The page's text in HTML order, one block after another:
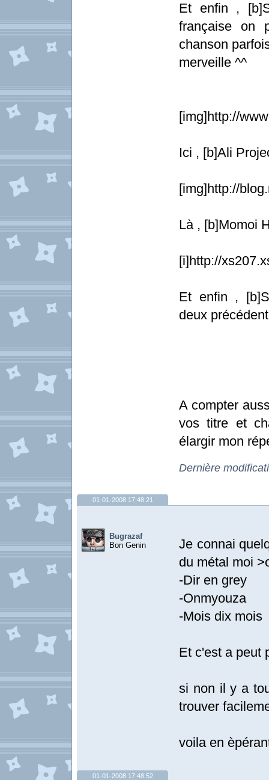
Et enfin ,
française on
chanson
merveille ^^
[img]http://
Ici , [b]Ali
[img]http://
Là , [b]Momoi
[i]http://
Et enfin ,
deux
A compter
vos titre et
élargir mon
Dernière
01-01-2008 17:48:21
Bugrazaf
Bon Genin
Je connai
du métal moi
-Dir en grey
-Onmyouza
-Mois dix mois
Et c'est a peut
si non il y a
trouver
voila en
01-01-2008 17:48:52